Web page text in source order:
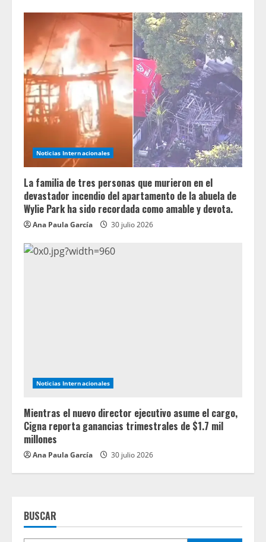
Noticias Internacionales
La familia de tres personas que murieron en el
devastador incendio del apartamento de la abuela de
Wylie Park ha sido recordada como amable y devota.
Ana Paula García 30 julio 2026
Noticias Internacionales
Mientras el nuevo director ejecutivo asume el cargo,
Cigna reporta ganancias trimestrales de $1.7 mil
millones
Ana Paula García 30 julio 2026
BUSCAR